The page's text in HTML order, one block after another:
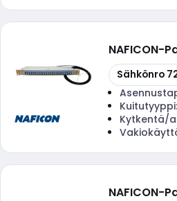
NAFICON-
Kopioi
Sähkönro
Kuitutyyppi:
Kytkentä/
NAFICON-